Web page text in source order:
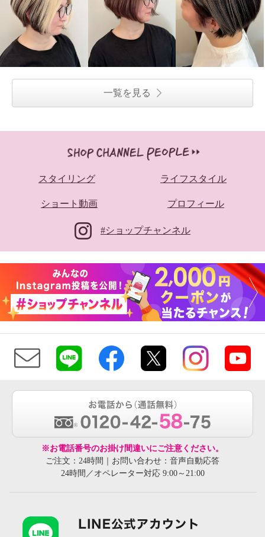
一覧を見る
スタイリング ライフスタイル
ショート動画 プロフィール
#ショップチャンネル
※お電話番号のお掛け間違いにご注意ください。
ご注文：24時間｜お問い合わせ：音声自動応答
24時間／オペレーター対応 9:00～21:00